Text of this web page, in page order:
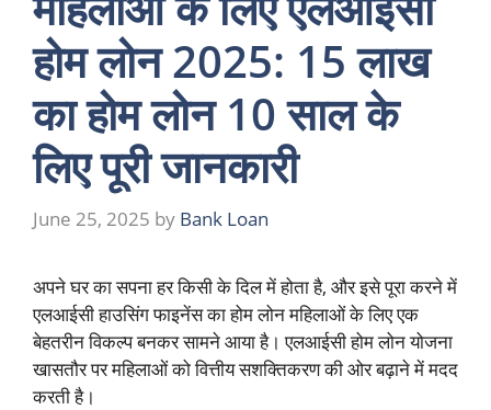
होम लोन 2025: 15 लाख
का होम लोन 10 साल के
लिए पूरी जानकारी
June 25, 2025 by Bank Loan
अपने घर का सपना हर किसी के दिल में होता है, और इसे पूरा करने में
एलआईसी हाउसिंग फाइनेंस का होम लोन महिलाओं के लिए एक
बेहतरीन विकल्प बनकर सामने आया है। एलआईसी होम लोन योजना
खासतौर पर महिलाओं को वित्तीय सशक्तिकरण की ओर बढ़ाने में मदद
करती है।